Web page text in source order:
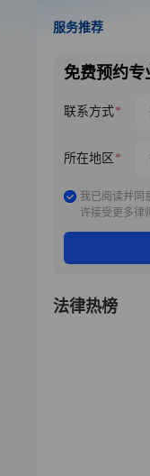
服务推荐
免费预约专
联系方式
所在地区
我已阅读并同
许接受更多律
法律热榜